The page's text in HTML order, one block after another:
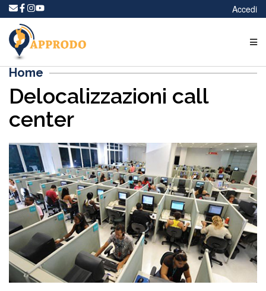
Accedi
Home
Delocalizzazioni call
center